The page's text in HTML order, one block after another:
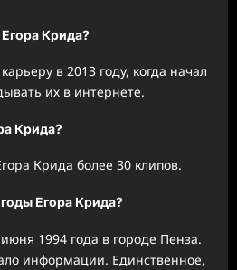
Егора Крида?
в 2013 году, когда начал
их в интернете.
Крида?
Крида более 30 клипов.
Егора Крида?
1994 года в городе Пенза.
информации. Единственное,